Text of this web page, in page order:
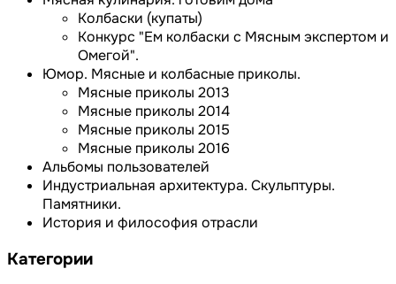
Колбаски (купаты)
Конкурс "Ем колбаски с Мясным экспертом и
Омегой".
Юмор. Мясные и колбасные приколы.
Мясные приколы 2013
Мясные приколы 2014
Мясные приколы 2015
Мясные приколы 2016
Альбомы пользователей
Индустриальная архитектура. Скульптуры.
Памятники.
История и философия отрасли
Категории